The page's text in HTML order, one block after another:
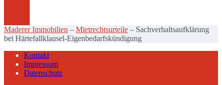
Maderer Immobilien – Mietrechtsurteile – Sachverhaltsaufklärung
bei Härtefallklausel-Eigenbedarfskündigung
Kontakt
Impressum
Datenschutz